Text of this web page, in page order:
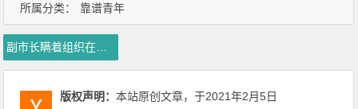
所属分类： 靠谱青年
版权声明：本站原创文章，于2021年2月5日